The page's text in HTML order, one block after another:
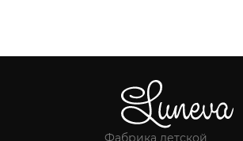
Фабрика детской